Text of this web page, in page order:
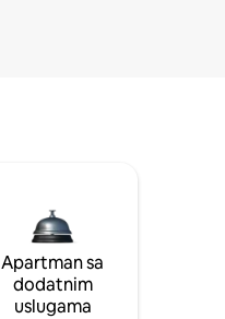
Apartman sa
dodatnim
uslugama